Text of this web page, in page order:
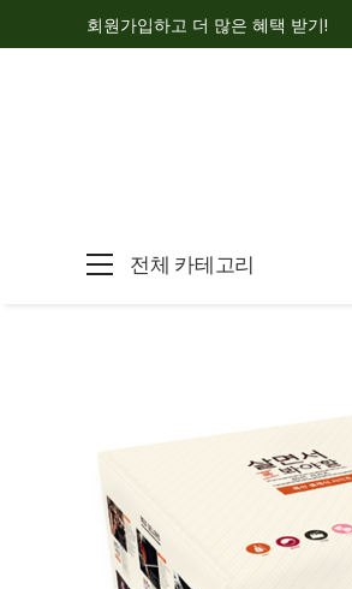
회원가입하고 더 많은 혜택 받기!
전체 카테고리